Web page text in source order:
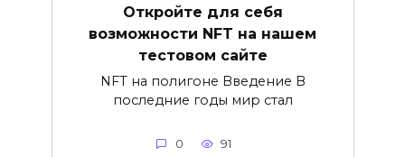
Откройте для себя
возможности NFT на нашем
тестовом сайте
NFT на полигоне Введение В
последние годы мир стал
0 91